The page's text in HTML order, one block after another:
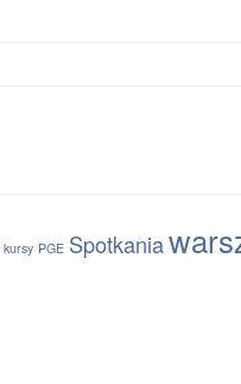
kursy PGE Spotkania